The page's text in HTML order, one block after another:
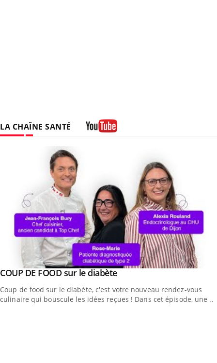
LA CHAÎNE SANTÉ
Youtube
COUP DE FOOD sur le diabèteYoutube
Coup de food sur le diabète, c'est votre nouveau rendez-vous
culinaire qui bouscule les idées reçues ! Dans cet épisode, une ...